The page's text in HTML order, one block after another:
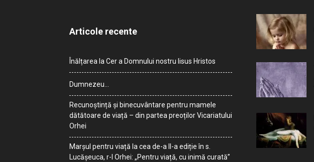
Articole recente
Înălțarea la Cer a Domnului nostru Iisus Hristos
Dumnezeu…
Recunoștință și binecuvântare pentru mamele
dătătoare de viață – din partea preoților Vicariatului
Orhei
Marșul pentru viață la cea de-a II-a ediție în s.
Lucășeuca, r-l Orhei: „Pentru viață, cu inimă curată”